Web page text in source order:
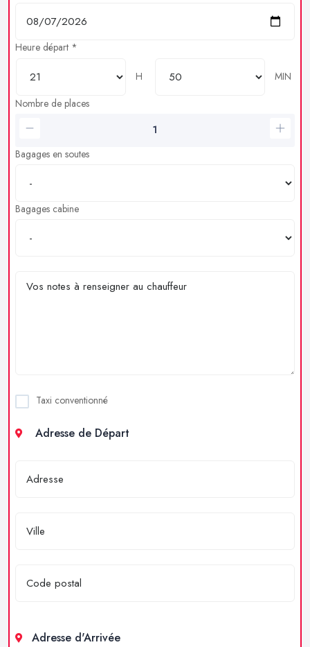
Heure départ *
H
MIN
Nombre de places
Bagages en soutes
Bagages cabine
Taxi conventionné
Adresse de Départ
Adresse d'Arrivée